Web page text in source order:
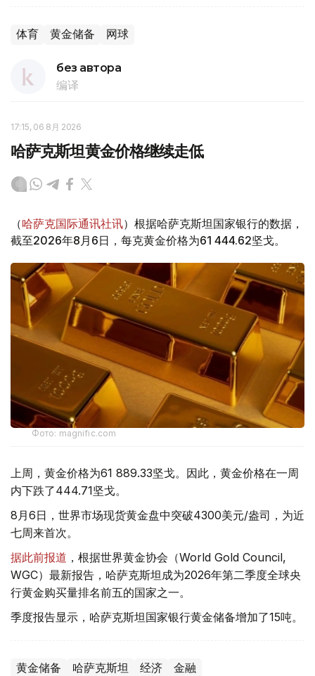
体育 黄金储备 网球
без автора
编译
17:15, 06 8月 2026
哈萨克斯坦黄金价格继续走低
（哈萨克国际通讯社讯）根据哈萨克斯坦国家银行的数据，
截至2026年8月6日，每克黄金价格为61 444.62坚戈。
Фото: magnific.com
上周，黄金价格为61 889.33坚戈。因此，黄金价格在一周
内下跌了444.71坚戈。
8月6日，世界市场现货黄金盘中突破4300美元/盎司，为近
七周来首次。
据此前报道 ，根据世界黄金协会（World Gold Council,
WGC）最新报告，哈萨克斯坦成为2026年第二季度全球央
行黄金购买量排名前五的国家之一。
季度报告显示，哈萨克斯坦国家银行黄金储备增加了15吨。
黄金储备 哈萨克斯坦 经济 金融